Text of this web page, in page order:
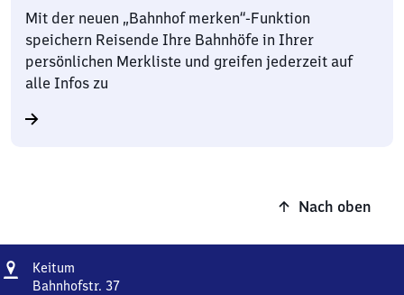
Mit der neuen „Bahnhof merken“-Funktion
speichern Reisende Ihre Bahnhöfe in Ihrer
persönlichen Merkliste und greifen jederzeit auf
alle Infos zu
Nach oben
Adresse
Keitum
Bahnhofstr. 37